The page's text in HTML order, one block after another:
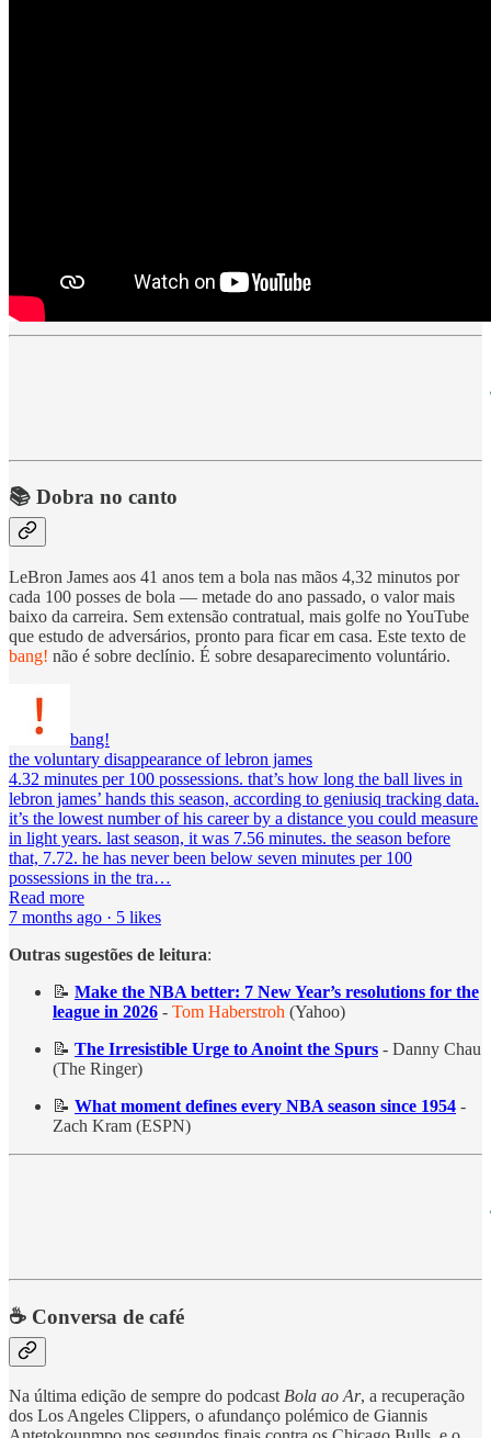
📚 Dobra no canto
LeBron James aos 41 anos tem a bola nas mãos 4,32 minutos por
cada 100 posses de bola — metade do ano passado, o valor mais
baixo da carreira. Sem extensão contratual, mais golfe no YouTube
que estudo de adversários, pronto para ficar em casa. Este texto de
bang! não é sobre declínio. É sobre desaparecimento voluntário.
bang!
the voluntary disappearance of lebron james
4.32 minutes per 100 possessions. that’s how long the ball lives in
lebron james’ hands this season, according to geniusiq tracking data.
it’s the lowest number of his career by a distance you could measure
in light years. last season, it was 7.56 minutes. the season before
that, 7.72. he has never been below seven minutes per 100
possessions in the tra…
Read more
7 months ago · 5 likes
Outras sugestões de leitura:
📝 Make the NBA better: 7 New Year’s resolutions for the
league in 2026 - Tom Haberstroh (Yahoo)
📝 The Irresistible Urge to Anoint the Spurs - Danny Chau
(The Ringer)
📝 What moment defines every NBA season since 1954 -
Zach Kram (ESPN)
☕ Conversa de café
Na última edição de sempre do podcastBola ao Ar, a recuperação
dos Los Angeles Clippers, o afundanço polémico de Giannis